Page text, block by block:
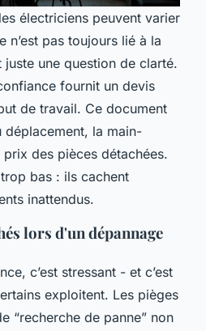
électriciens peuvent varier
n’est pas toujours lié à la
juste une question de clarté.
fournit un devis
de travail. Ce document
la main-
des pièces détachées.
bas : ils cachent
inattendus.
lors d'un dépannage
c’est stressant - et c’est
exploitent. Les pièges
“recherche de panne” non